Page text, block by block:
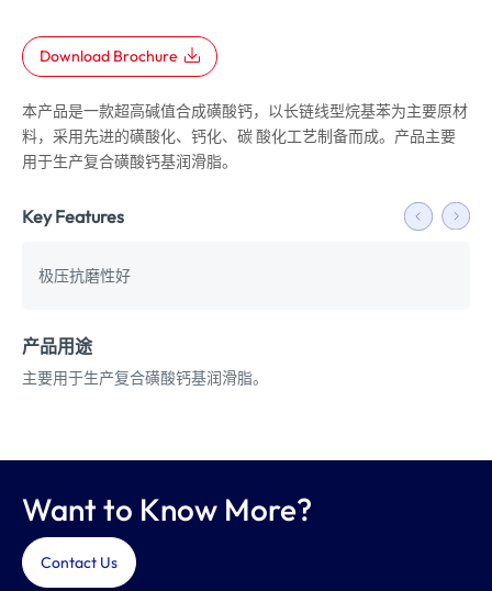
Download Brochure
本产品是一款超高碱值合成磺酸钙，以长链线型烷基苯为主要原材
料，采用先进的磺酸化、钙化、碳 酸化工艺制备而成。产品主要
用于生产复合磺酸钙基润滑脂。
Key Features
极压抗磨性好
产品用途
主要用于生产复合磺酸钙基润滑脂。
Want to Know More?
Contact Us